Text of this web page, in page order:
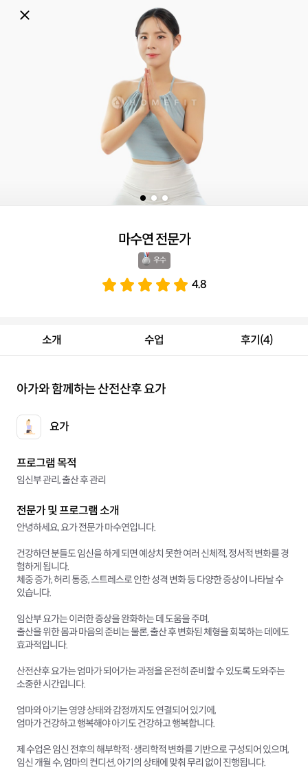
소개 수업 후기(4)
아가와 함께하는 산전산후 요가
요가
프로그램 목적
임신부 관리, 출산 후 관리
전문가 및 프로그램 소개
안녕하세요, 요가 전문가 마수연입니다.
건강하던 분들도 임신을 하게 되면 예상치 못한 여러 신체적, 정서적 변화를 경
험하게 됩니다.
체중 증가, 허리 통증, 스트레스로 인한 성격 변화 등 다양한 증상이 나타날 수
있습니다.
임산부 요가는 이러한 증상을 완화하는 데 도움을 주며,
출산을 위한 몸과 마음의 준비는 물론, 출산 후 변화된 체형을 회복하는 데에도
효과적입니다.
산전산후 요가는 엄마가 되어가는 과정을 온전히 준비할 수 있도록 도와주는
소중한 시간입니다.
엄마와 아기는 영양 상태와 감정까지도 연결되어 있기에,
엄마가 건강하고 행복해야 아기도 건강하고 행복합니다.
제 수업은 임신 전후의 해부학적·생리학적 변화를 기반으로 구성되어 있으며,
임신 개월 수, 엄마의 컨디션, 아기의 상태에 맞춰 무리 없이 진행됩니다.
마수연 전문가
우수
4.8